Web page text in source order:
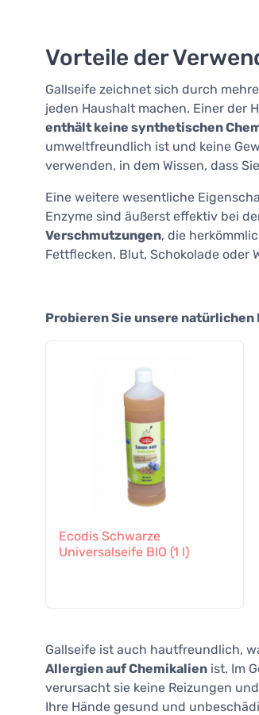
Vorteile der
Gallseife zeichnet sich durch
jeden Haushalt machen. Einer der
enthält keine synthetischen
umweltfreundlich ist und keine
verwenden, in dem Wissen, dass
Eine weitere wesentliche
Enzyme sind äußerst effektiv bei
Verschmutzungen, die
Fettflecken, Blut, Schokolade oder
Probieren Sie unsere natürlichen
Ecodis Schwarze
Universalseife BIO (1 l)
Gallseife ist auch hautfreundlich,
Allergien auf Chemikalien ist. Im
verursacht sie keine Reizungen
Ihre Hände gesund und